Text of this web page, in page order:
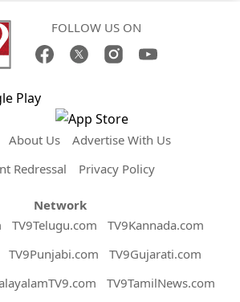
FOLLOW US ON
About Us
Advertise With Us
Redressal
Privacy Policy
Network
TV9Telugu.com
TV9Kannada.com
TV9Punjabi.com
TV9Gujarati.com
TV9TamilNews.com